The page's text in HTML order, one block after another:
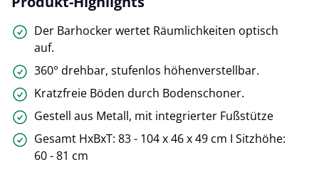
Der Barhocker wertet Räumlichkeiten optisch
auf.
360° drehbar, stufenlos höhenverstellbar.
Kratzfreie Böden durch Bodenschoner.
Gestell aus Metall, mit integrierter Fußstütze
Gesamt HxBxT: 83 - 104 x 46 x 49 cm I Sitzhöhe:
60 - 81 cm